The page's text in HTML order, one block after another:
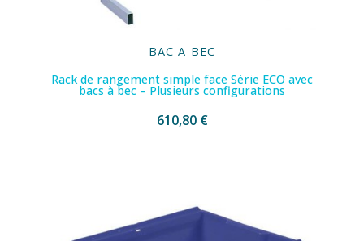
BAC A BEC
Rack de rangement simple face Série ECO avec
bacs à bec – Plusieurs configurations
610,80 €